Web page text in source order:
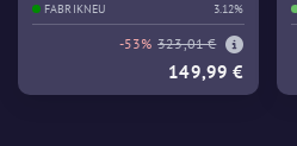
FABRIKNEU 3.12%
-53% 323,01 €
149,99 €